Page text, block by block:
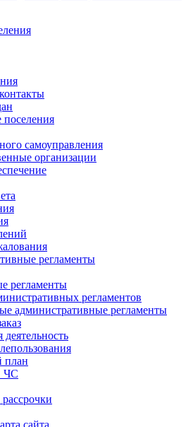
поселения
самоуправления
организации
регламенты
регламенты
регламентов
административные регламенты
деятельность
план
ЧС
сайта